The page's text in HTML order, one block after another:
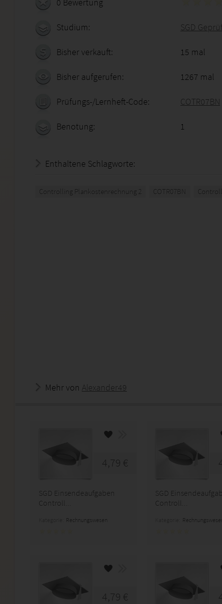
Studium: SGD
Bisher verkauft: 15 mal
Bisher aufgerufen: 1267 mal
Prüfungs-/Lernheft-Code: COTR07BN
Benotung: 1
Enthaltene Schlagworte:
Controlling Plankostenrechnung 2 COTR07BN
Mehr von Alexander49
4,79 €
SGD Einsendeaufgaben
Controll...
Rechnungswesen
SGD
Controll...
4,79 €